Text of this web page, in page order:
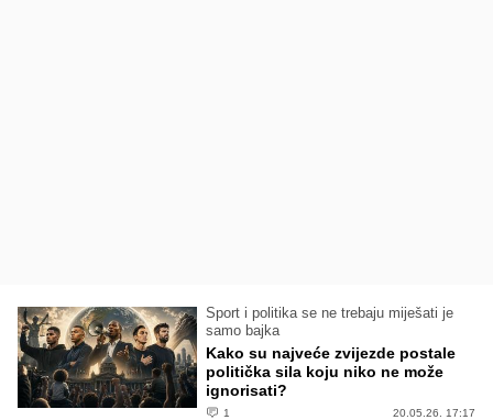
Sport i politika se ne trebaju miješati je
samo bajka
Kako su najveće zvijezde postale
politička sila koju niko ne može
ignorisati?
1 20.05.26. 17:17